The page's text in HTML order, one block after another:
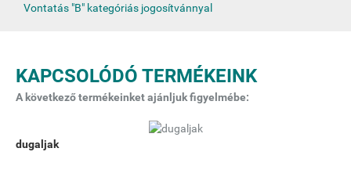
Vontatás "B" kategóriás jogosítvánnyal
KAPCSOLÓDÓ TERMÉKEINK
A következő termékeinket ajánljuk figyelmébe:
dugaljak